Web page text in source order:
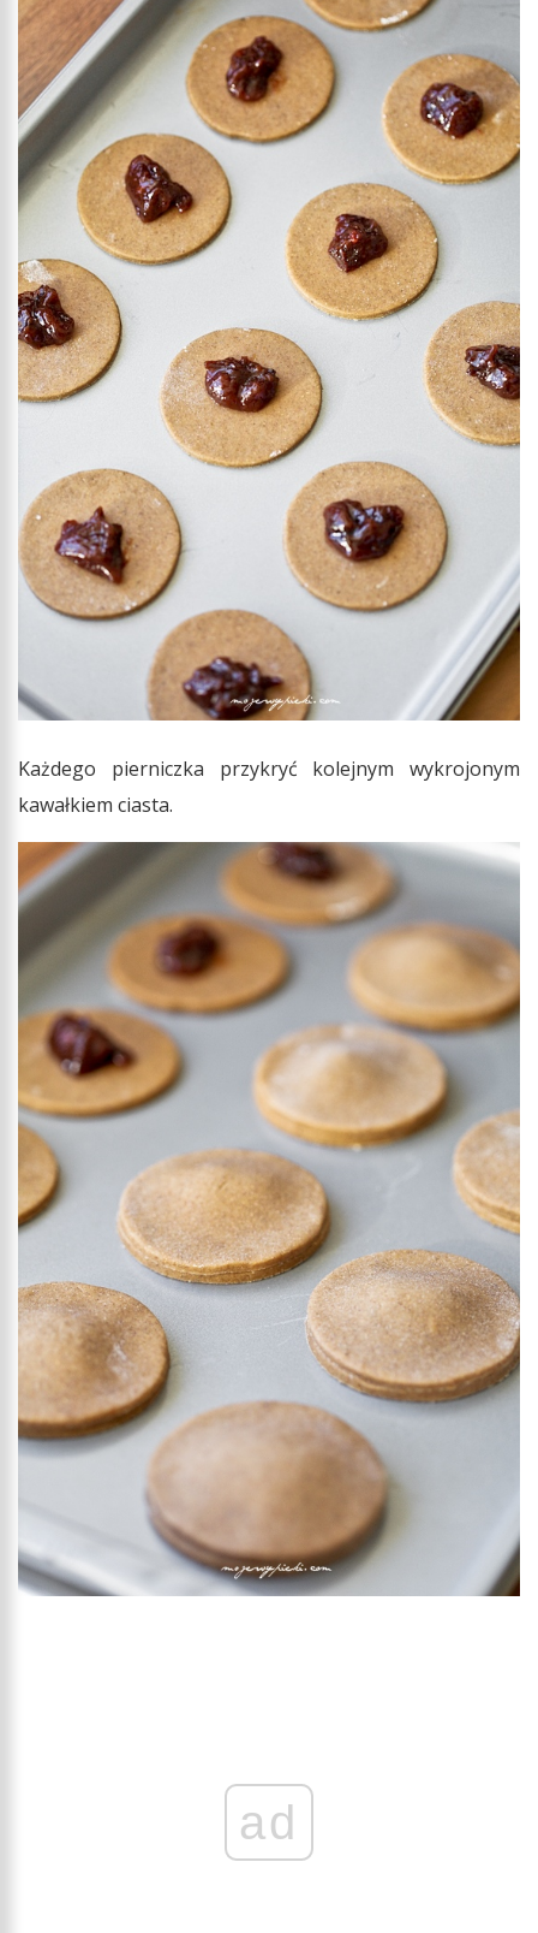
Każdego pierniczka przykryć kolejnym wykrojonym
kawałkiem ciasta.
ad